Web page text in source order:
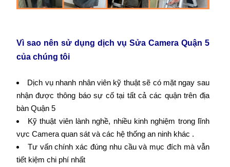
Vì sao nên sử dụng dịch vụ Sửa Camera Quận 5
của chúng tôi
Dịch vụ nhanh nhân viên kỹ thuật sẽ có mặt ngay sau
nhận được thông báo sự cố tại tất cả các quận trên địa
bàn Quận 5
Kỹ thuật viên lành nghề, nhiều kinh nghiệm trong lĩnh
vực Camera quan sát và các hệ thống an ninh khác .
Tư vấn chính xác đúng nhu cầu và mục đích mà vẫn
tiết kiệm chi phí nhất